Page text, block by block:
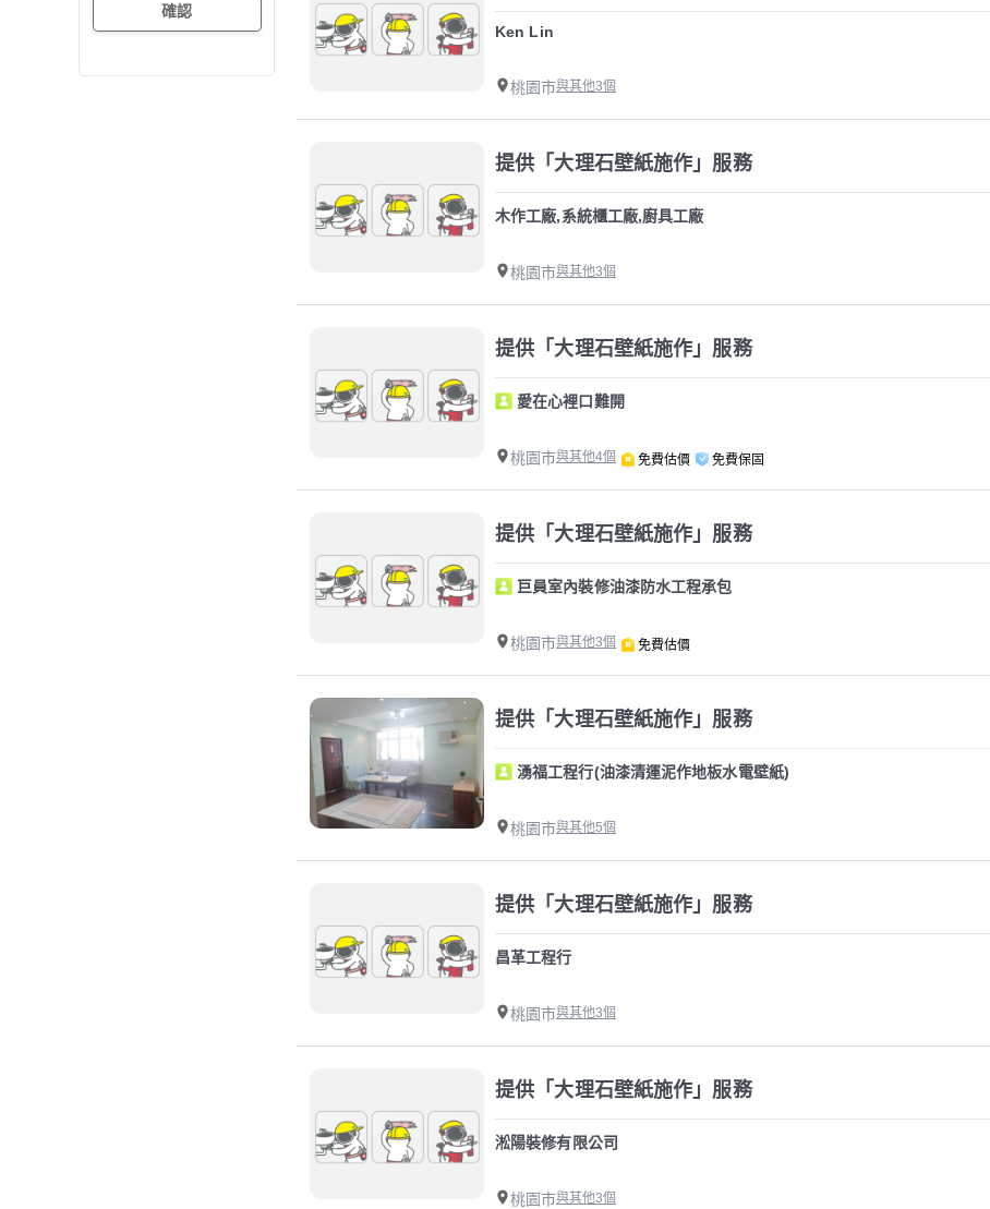
Ken Lin
桃園市與其他3個
提供「大理石壁紙施作」服務
木作工廠,系統櫃工廠,廚具工廠
桃園市與其他3個
提供「大理石壁紙施作」服務
愛在心裡口難開
桃園市與其他4個 免費估價 免費保固
提供「大理石壁紙施作」服務
巨員室內裝修油漆防水工程承包
桃園市與其他3個 免費估價
提供「大理石壁紙施作」服務
湧福工程行(油漆清運泥作地板水電壁紙)
桃園市與其他5個
提供「大理石壁紙施作」服務
昌革工程行
桃園市與其他3個
提供「大理石壁紙施作」服務
淞陽裝修有限公司
桃園市與其他3個